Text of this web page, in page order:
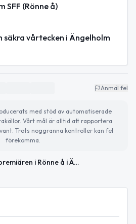
SFF (Rönne å)
vårtecken i Ängelholm
Anmäl fel
med stöd av automatiserade
Vårt mål är alltid att rapportera
Trots noggranna kontroller kan fel
förekomma.
Fiskepremiären i Rönne å i Ängelholm 2026 – vårtecken och fiske